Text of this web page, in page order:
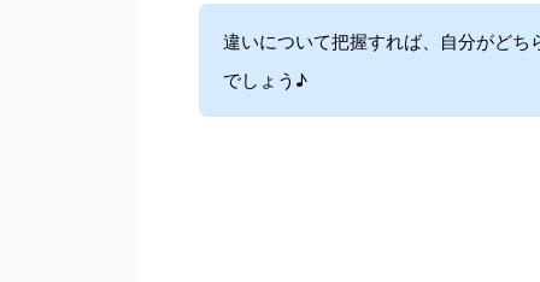
違いについて把握すれば、自分がど
でしょう♪